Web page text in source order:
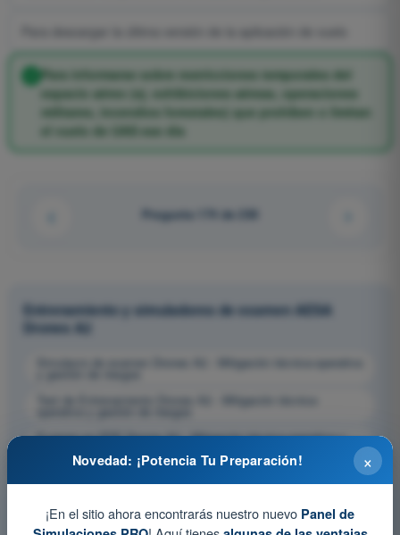
Para informarse sobre restricciones temporales del
espacio aéreo (ej. exhibiciones aéreas, operaciones
militares, incendios forestales) que prohíben o limitan
el vuelo de UAS ese día
Pregunta 174 de 230
Entrenamiento y simuladores de examen AESA
Drones A2
Simulacro de examen Drones A2 - Mitigación técnica-operativa
Test de Entrenamiento Drones A2 - Mitigación técnica-
Examen en PDF Drones A2 - Mitigación técnica-operativa y
×
Novedad: ¡Potencia Tu Preparación!
¡En el sitio ahora encontrarás nuestro nuevo Panel de